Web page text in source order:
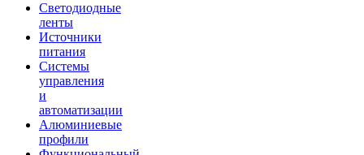
Светодиодные
ленты
Источники
питания
Системы
управления
и
автоматизации
Алюминиевые
профили